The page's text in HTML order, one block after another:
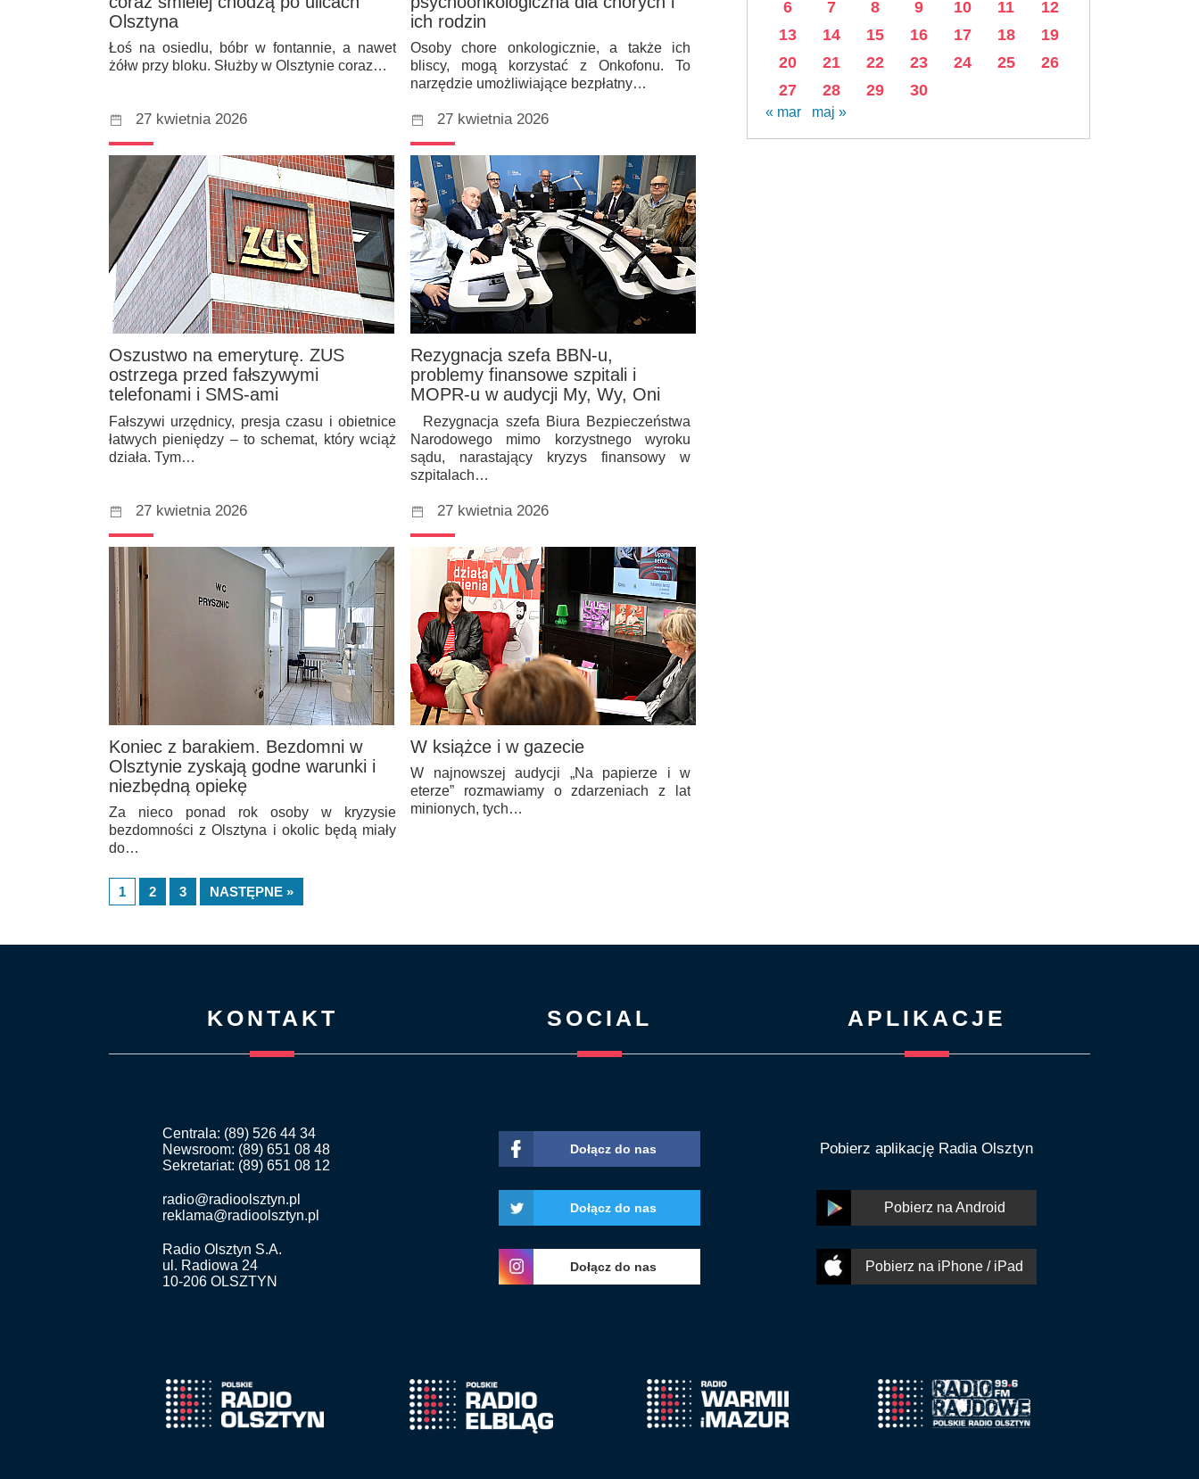
Olsztyna
Łoś na osiedlu, bóbr w fontannie, a nawet
żółw przy bloku. Służby w Olsztynie coraz…
ich rodzin
Osoby chore onkologicznie, a także ich
bliscy, mogą korzystać z Onkofonu. To
narzędzie umożliwiające bezpłatny…
27 kwietnia 2026
Oszustwo na emeryturę. ZUS
ostrzega przed fałszywymi
telefonami i SMS-ami
Fałszywi urzędnicy, presja czasu i obietnice
łatwych pieniędzy – to schemat, który wciąż
działa. Tym…
27 kwietnia 2026
Rezygnacja szefa BBN-u,
problemy finansowe szpitali i
MOPR-u w audycji My, Wy, Oni
Rezygnacja szefa Biura Bezpieczeństwa
Narodowego mimo korzystnego wyroku
sądu, narastający kryzys finansowy w
szpitalach…
27 kwietnia 2026
Koniec z barakiem. Bezdomni w
Olsztynie zyskają godne warunki i
niezbędną opiekę
Za nieco ponad rok osoby w kryzysie
bezdomności z Olsztyna i okolic będą miały
do…
27 kwietnia 2026
W książce i w gazecie
W najnowszej audycji „Na papierze i w
eterze” rozmawiamy o zdarzeniach z lat
minionych, tych…
1 2 3 NASTĘPNE »
6
7 8 9 10 11
12
13
14 15 16 17 18
19
20
21 22 23 24 25
26
27
28 29 30
« mar maj »
KONTAKT
Centrala: (89) 526 44 34
Newsroom: (89) 651 08 48
Sekretariat: (89) 651 08 12
radio@radioolsztyn.pl
reklama@radioolsztyn.pl
Radio Olsztyn S.A.
ul. Radiowa 24
10-206 OLSZTYN
SOCIAL
Dołącz do nas
Dołącz do nas
Dołącz do nas
APLIKACJE
Pobierz aplikację Radia Olsztyn
Pobierz na Android
Pobierz na iPhone / iPad